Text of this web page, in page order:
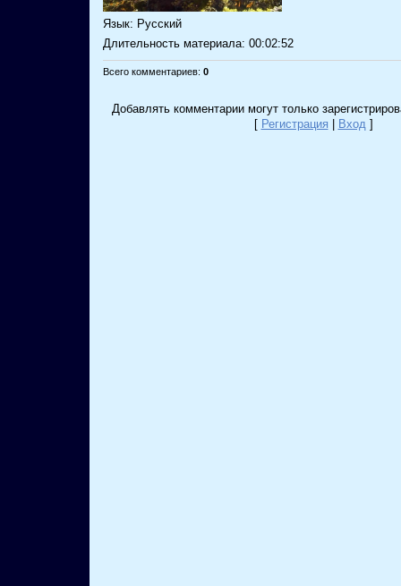
Язык: Русский
Длительность материала: 00:02:52
Всего комментариев: 0
Добавлять комментарии могут только
[ Регистрация Вход]